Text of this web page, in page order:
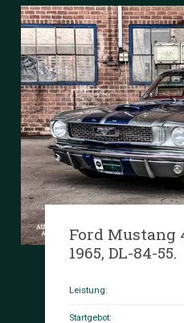
Ford Mustang
1965, DL-84-55.
Leistung:
Startgebot: